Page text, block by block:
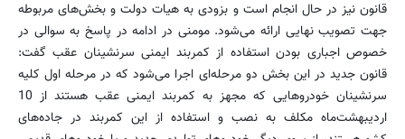
قانون نیز در حال انجام است و بزودی به هیات دولت و بخش‌های مربوطه
جهت تصویب نهایی ارائه می‌شود. مومنی در ادامه در پاسخ به سوالی در
خصوص اجباری بودن استفاده از كمربند ایمنی سرنشینان عقب گفت:
قانون جدید در این بخش دو مرحله‌ای اجرا می‌شود كه در مرحله اول كلیه
سرنشینان خودروهایی كه مجهز به كمربند ایمنی عقب هستند از 10
اردیبهشت‌ماه مكلف به نصب و استفاده از این كمربند در جاده‌های